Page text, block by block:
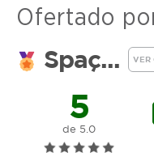
Ofertado
Spaç... VER
5
de 5.0